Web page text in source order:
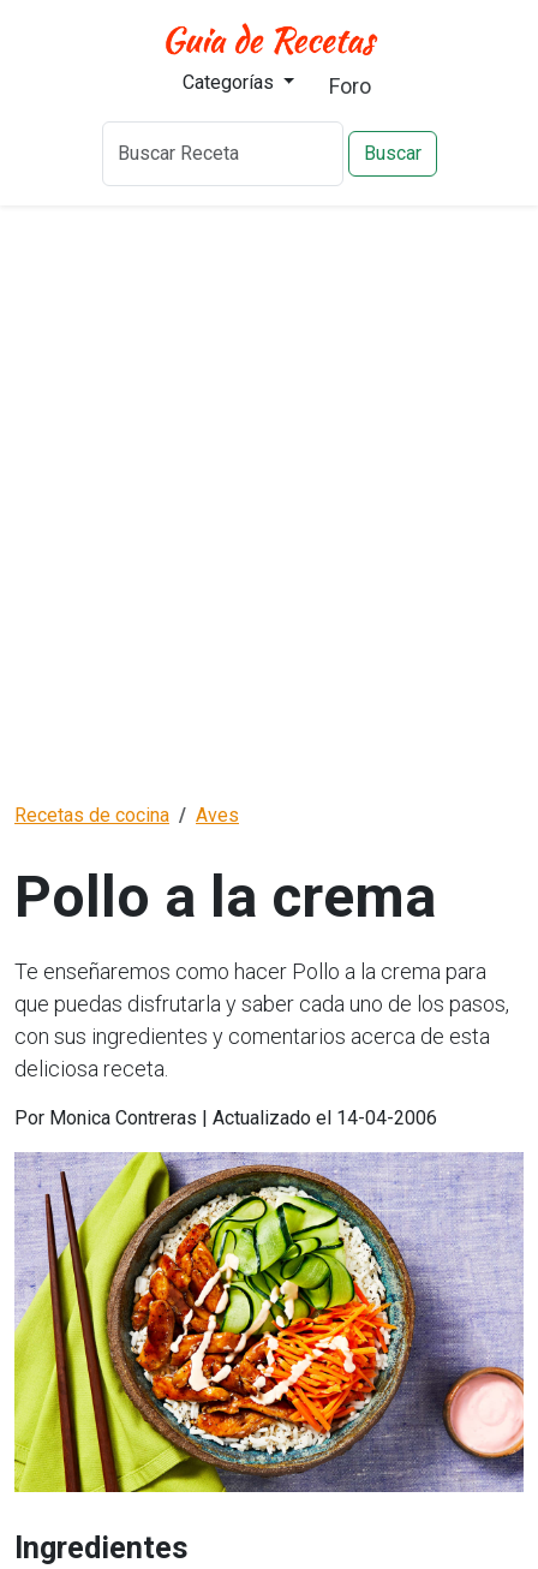
Categorías Foro
Buscar
Recetas de cocina Aves
Pollo a la crema
Te enseñaremos como hacer Pollo a la crema para
que puedas disfrutarla y saber cada uno de los pasos,
con sus ingredientes y comentarios acerca de esta
deliciosa receta.
Por Monica Contreras | Actualizado el 14-04-2006
Ingredientes